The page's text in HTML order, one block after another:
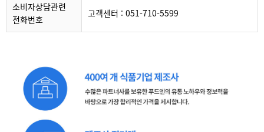
소비자상담관련
전화번호
고객센터 : 051-710-5599